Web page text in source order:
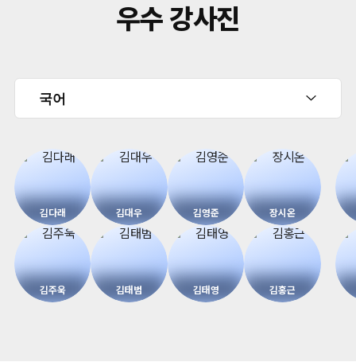
우수 강사진
김다래 김대우 김영준 장시온
김주욱 김태범 김태영 김홍근